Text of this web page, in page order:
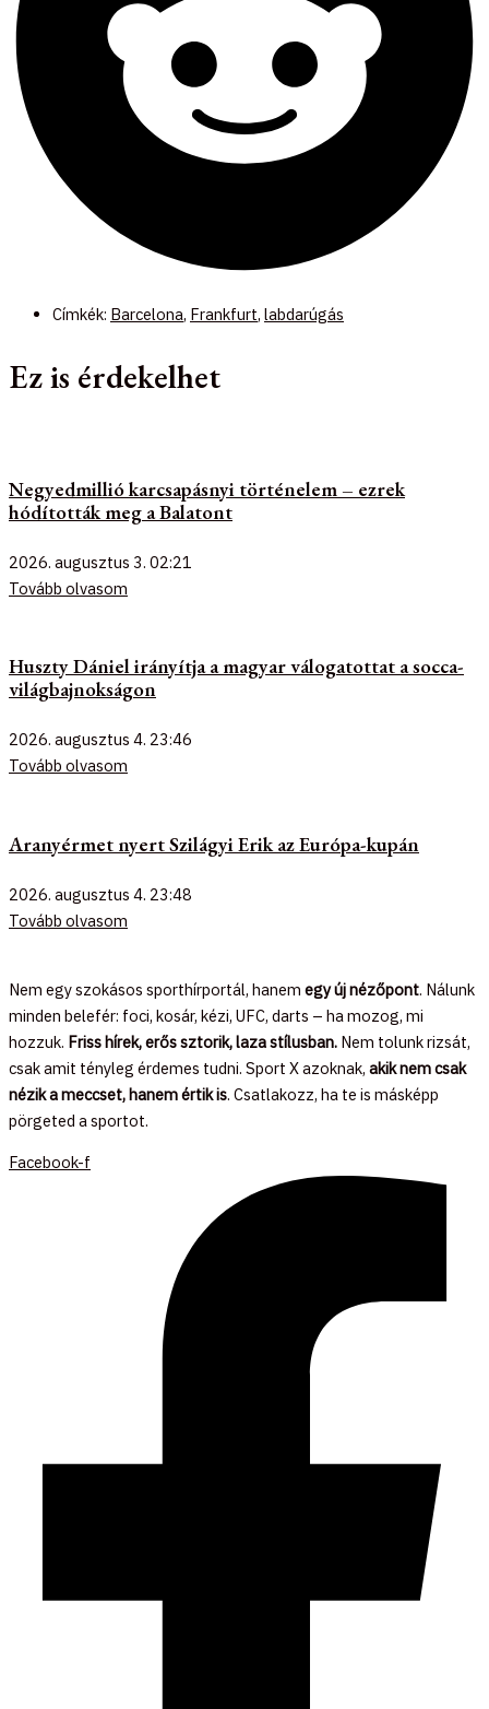
Címkék: Barcelona, Frankfurt, labdarúgás
Ez is érdekelhet
Negyedmillió karcsapásnyi történelem – ezrek
hódították meg a Balatont
2026. augusztus 3. 02:21
Tovább olvasom
Huszty Dániel irányítja a magyar válogatottat a socca-
világbajnokságon
2026. augusztus 4. 23:46
Tovább olvasom
Aranyérmet nyert Szilágyi Erik az Európa-kupán
2026. augusztus 4. 23:48
Tovább olvasom
Nem egy szokásos sporthírportál, hanem egy új nézőpont. Nálunk
minden belefér: foci, kosár, kézi, UFC, darts – ha mozog, mi
hozzuk. Friss hírek, erős sztorik, laza stílusban. Nem tolunk rizsát,
csak amit tényleg érdemes tudni. Sport X azoknak, akik nem csak
nézik a meccset, hanem értik is. Csatlakozz, ha te is másképp
pörgeted a sportot.
Facebook-f